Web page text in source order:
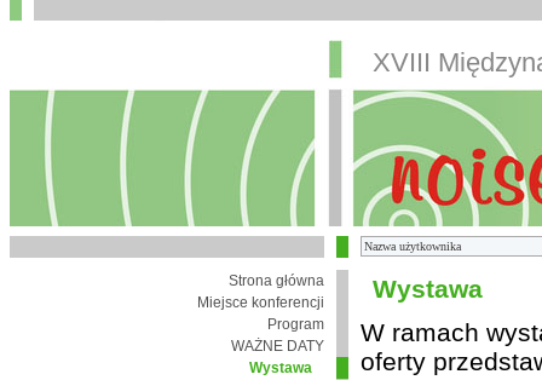
XVIII
Strona główna
Miejsce konferencji
Program
WAŻNE DATY
Wystawa
Wystawa
W ramach
oferty